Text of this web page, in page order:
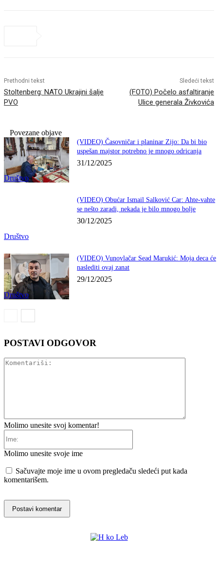
Prethodni tekst
Stoltenberg: NATO Ukrajini šalje
PVO
Sledeći tekst
(FOTO) Počelo asfaltiranje
Ulice generala Živkovića
Povezane objave
Društvo
(VIDEO) Časovničar i planinar Zijo: Da bi bio
uspešan majstor potrebno je mnogo odricanja
31/12/2025
Društvo
(VIDEO) Obućar Ismail Salković Car: Ahte-vahte
se nešto zaradi, nekada je bilo mnogo bolje
30/12/2025
Društvo
(VIDEO) Vunovlačar Sead Marukić: Moja deca će
naslediti ovaj zanat
29/12/2025
POSTAVI ODGOVOR
Molimo unesite svoj komentar!
Molimo unesite svoje ime
Sačuvajte moje ime u ovom pregledaču sledeći put kada
komentarišem.